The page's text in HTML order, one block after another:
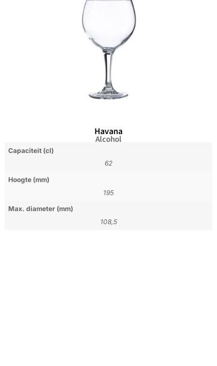
Havana
Alcohol
Capaciteit (cl)
62
Hoogte (mm)
195
Max. diameter (mm)
108,5